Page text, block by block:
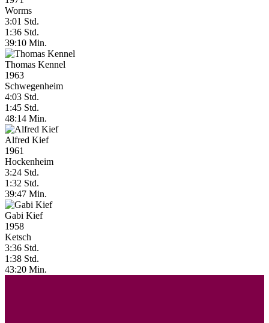
Worms
3:01 Std.
1:36 Std.
39:10 Min.
Thomas Kennel
1963
Schwegenheim
4:03 Std.
1:45 Std.
48:14 Min.
Alfred Kief
1961
Hockenheim
3:24 Std.
1:32 Std.
39:47 Min.
Gabi Kief
1958
Ketsch
3:36 Std.
1:38 Std.
43:20 Min.